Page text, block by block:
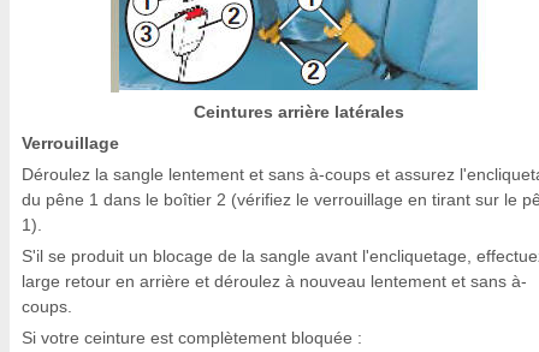
Ceintures arrière latérales
Verrouillage
Déroulez la sangle lentement et sans à-coups et assurez
du pêne 1 dans le boîtier 2 (vérifiez le verrouillage en tirant sur le
1).
S'il se produit un blocage de la sangle avant l'encliquetage,
large retour en arrière et déroulez à nouveau lentement et sans à-
coups.
Si votre ceinture est complètement bloquée :